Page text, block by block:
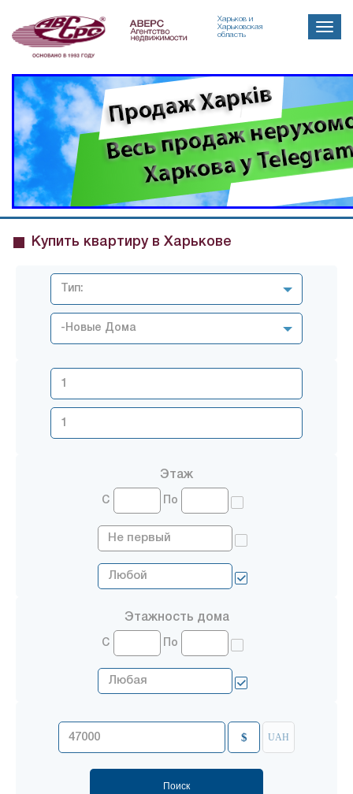
Харьков и
Харьковская
область
Toggle
Купить квартиру в Харькове
Тип:
-Новые Дома
Этаж
С По
Этажность дома
С По
$ UAH